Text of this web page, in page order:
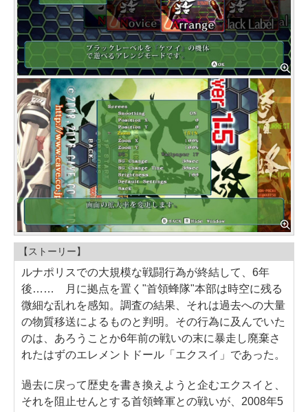
【ストーリー】
ルナポリスでの大規模な戦闘行為が終結して、6年
後…… 月に拠点を置く"首領蜂隊"本部は時空に残る
微細な乱れを感知。調査の結果、それは過去への大量
の物質移送によるものと判明。その行為に及んでいた
のは、あろうことか6年前の戦いの末に暴走し廃棄さ
れたはずのエレメントドール「エクスイ」であった。
過去に戻って歴史を書き換えようと企むエクスイと、
それを阻止せんとする首領蜂軍との戦いが、2008年5